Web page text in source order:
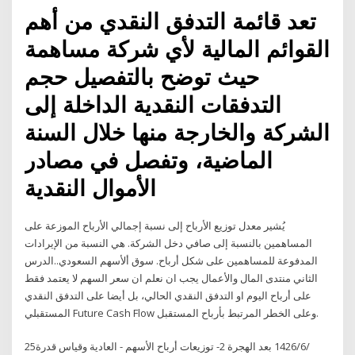
تعد قائمة التدفق النقدي من أهم
القوائم المالية لأي شركة مساهمة
حيث توضح بالتفصيل حجم
التدفقات النقدية الداخلة إلى
الشركة والخارجة منها خلال السنة
الماضية، وتفصل في مصادر
الأموال النقدية
يُشير معدل توزيع الأرباح إلى نسبة إجمالي الأرباح الموزعة على
المساهمين بالنسبة إلى صافي دخل الشركة. هي النسبة من الإيرادات
المدفوعة للمساهمين على شكل أرباح. سوق ألأسهم السعودي..الدرس
الثاني منتدى المال والأعمال يجب ان نعلم ان سعر السهم لا يعتمد فقط
على أرباح اليوم او التدفق النقدي الحالي، بل أيضا على التدفق النقدي
المستقبلي Future Cash Flow وعلى الخطر المرتبط بأرباح المستقبل.
25‏‏/6‏‏/1426 بعد الهجرة 2- توزيعات أرباح الأسهم - العادية وقياس قدرة